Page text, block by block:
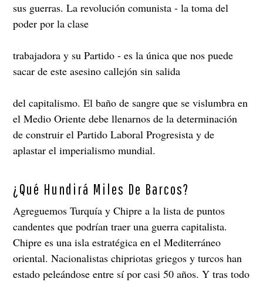
sus guerras. La revolución comunista - la toma del
poder por la clase
trabajadora y su Partido - es la única que nos puede
sacar de este asesino callejón sin salida
del capitalismo. El baño de sangre que se vislumbra en
el Medio Oriente debe llenarnos de la determinación
de construir el Partido Laboral Progresista y de
aplastar el imperialismo mundial.
¿Qué Hundirá Miles De Barcos?
Agreguemos Turquía y Chipre a la lista de puntos
candentes que podrían traer una guerra capitalista.
Chipre es una isla estratégica en el Mediterráneo
oriental. Nacionalistas chipriotas griegos y turcos han
estado peleándose entre sí por casi 50 años. Y tras todo